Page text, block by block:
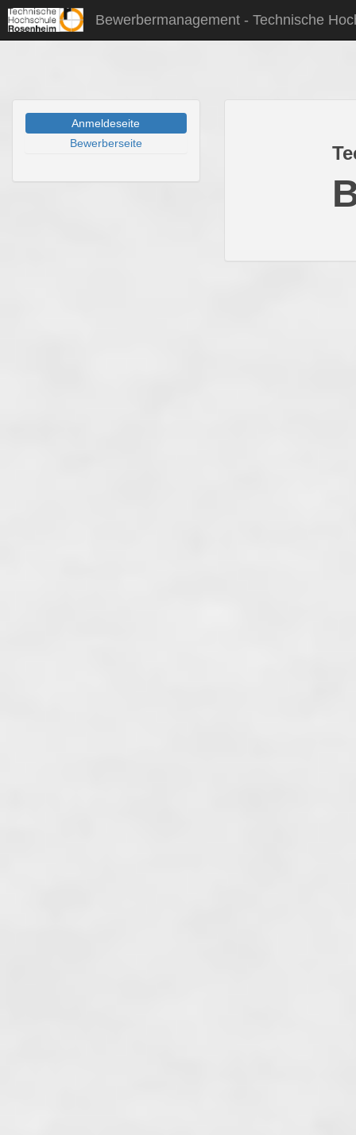
Bewerbermanagement - Technische
Anmeldeseite
Bewerberseite